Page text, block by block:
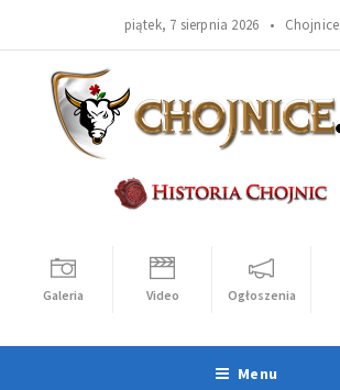
piątek, 7 sierpnia 2026 • Chojnice
Galeria Video Ogłoszenia
Menu